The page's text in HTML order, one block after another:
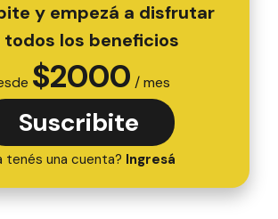
y empezá a disfrutar
todos los beneficios
$2000 / mes
Suscribite
tenés una cuenta? Ingresá